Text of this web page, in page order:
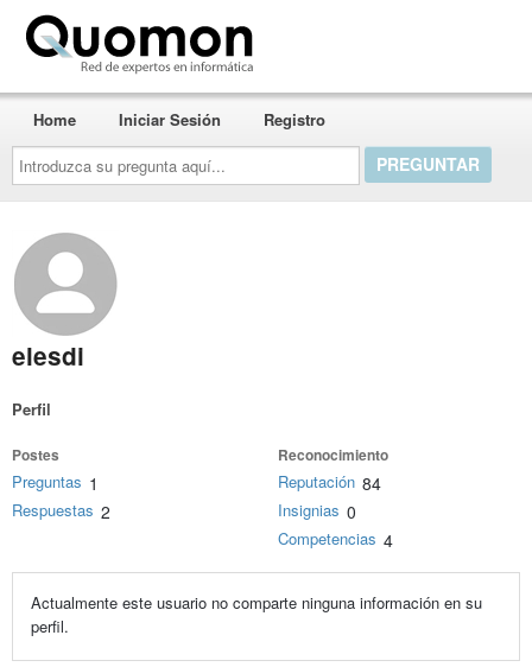
Introduzca
su
pregunta
aquí...
Home Iniciar Sesión Registro
elesdi
Perfil
Postes
Preguntas 1
Respuestas 2
Reconocimiento
Reputación 84
Insignias 0
Competencias 4
Actualmente este usuario no comparte ninguna información en su
perfil.